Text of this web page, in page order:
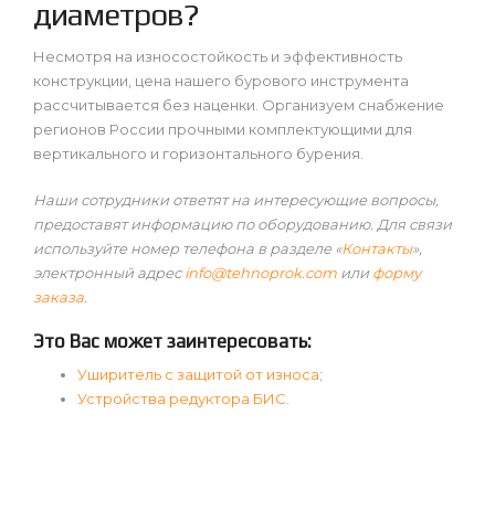
диаметров?
Несмотря на износостойкость и эффективность
конструкции, цена нашего бурового инструмента
рассчитывается без наценки. Организуем снабжение
регионов России прочными комплектующими для
вертикального и горизонтального бурения.
Наши сотрудники ответят на интересующие вопросы,
предоставят информацию по оборудованию. Для связи
используйте номер телефона в разделе «Контакты»,
электронный адресinfo@tehnoprok.com или форму
заказа.
Это Вас может заинтересовать:
Уширитель с защитой от износа;
Устройства редуктора БИС